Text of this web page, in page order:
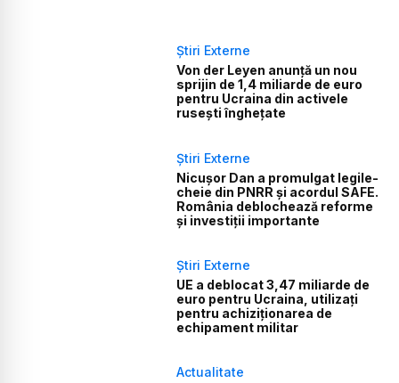
Știri Externe
Von der Leyen anunță un nou
sprijin de 1,4 miliarde de euro
pentru Ucraina din activele
rusești înghețate
Știri Externe
Nicușor Dan a promulgat legile-
cheie din PNRR și acordul SAFE.
România deblochează reforme
și investiții importante
Știri Externe
UE a deblocat 3,47 miliarde de
euro pentru Ucraina, utilizați
pentru achiziționarea de
echipament militar
Actualitate